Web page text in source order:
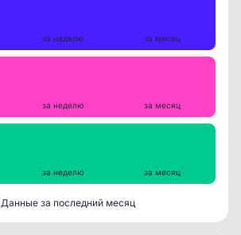
за неделю за месяц
за неделю за месяц
за неделю за месяц
Данные за последний месяц